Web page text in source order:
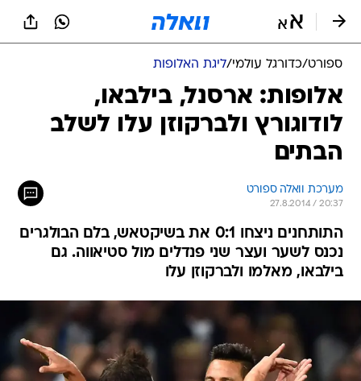
ספורט/כדורגל עולמי/ליגת האלופות
אלופות: ארסנל, בילבאו,
לודוגורץ ולברקוזן עלו לשלב
הבתים
מערכת וואלה ספורט
27.8.2014 / 20:37
התותחנים ניצחו 0:1 את בשיקטאש, בלם הבולגרים
נכנס לשער ועצר שני פנדלים מול סטיאווה. גם
בילבאו, מאלמו ולברקוזן עלו